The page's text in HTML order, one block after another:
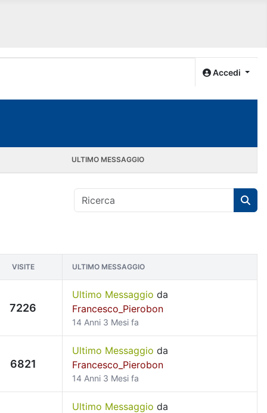
Accedi
ULTIMO MESSAGGIO
VISITE ULTIMO MESSAGGIO
7226
Ultimo Messaggio da
Francesco_Pierobon
14 Anni 3 Mesi fa
6821
Ultimo Messaggio da
Francesco_Pierobon
14 Anni 3 Mesi fa
Ultimo Messaggio da